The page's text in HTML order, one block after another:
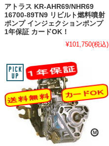
アトラス KR-AHR69/NHR69
16700-89TN9 リビルト燃料噴射
ポンプ インジェクションポンプ
1年保証 カードOK！
¥101,750(税込)